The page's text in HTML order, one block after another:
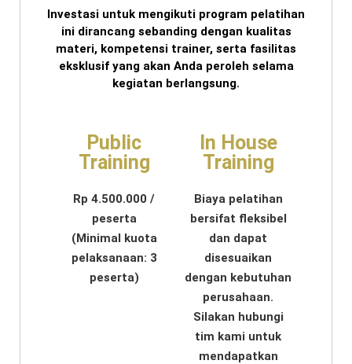
Investasi untuk mengikuti program pelatihan
ini dirancang sebanding dengan kualitas
materi, kompetensi trainer, serta fasilitas
eksklusif yang akan Anda peroleh selama
kegiatan berlangsung.
Public
Training
Rp 4.500.000 /
peserta
(Minimal kuota
pelaksanaan: 3
peserta)
In House
Training
Biaya pelatihan
bersifat fleksibel
dan dapat
disesuaikan
dengan kebutuhan
perusahaan.
Silakan hubungi
tim kami untuk
mendapatkan